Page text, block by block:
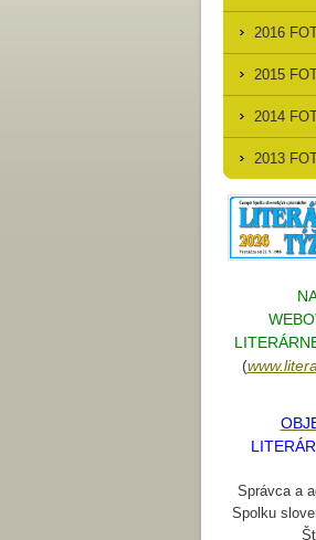
2016
2015
2014
2013
(
Správca a
Spolku